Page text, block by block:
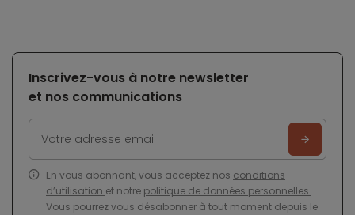
Inscrivez-vous à notre newsletter
et nos communications
En vous abonnant, vous acceptez nos conditions
d’utilisation et notre politique de données personnelles .
Vous pourrez vous désabonner à tout moment depuis le